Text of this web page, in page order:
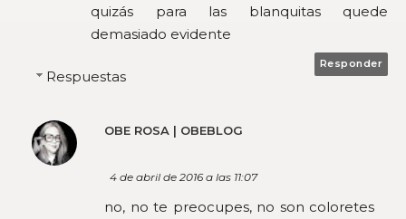
quizás para las blanquitas quede
demasiado evidente
Responder
Respuestas
OBE ROSA | OBEBLOG
4 de abril de 2016 a las 11:07
no, no te preocupes, no son coloretes